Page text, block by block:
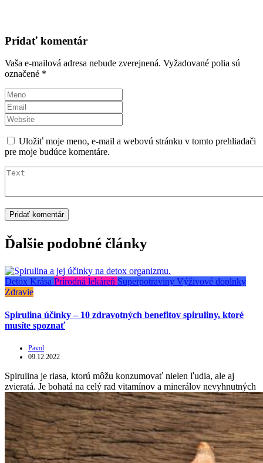
Pridať komentár
Vaša e-mailová adresa nebude zverejnená. Vyžadované polia sú
označené *
Uložiť moje meno, e-mail a webovú stránku v tomto prehliadači
pre moje budúce komentáre.
Ďalšie podobné články
Detox Krása Prírodná lekáreň Superpotraviny Výživové doplnky
Zdravie
Spirulina účinky – 10 zdravotných benefitov spiruliny, ktoré
musíte spoznať
Pavol
09.12.2022
Spirulina je riasa, ktorú môžu konzumovať nielen ľudia, ale aj
zvieratá. Je bohatá na celý rad vitamínov a minerálov nevyhnutných